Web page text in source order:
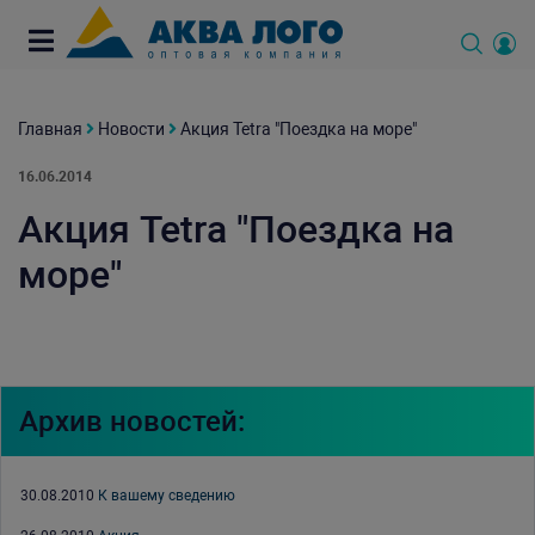
Главная Новости Акция Tetra "Поездка на море"
16.06.2014
Акция Tetra "Поездка на
море"
Архив новостей:
30.08.2010 К вашему сведению